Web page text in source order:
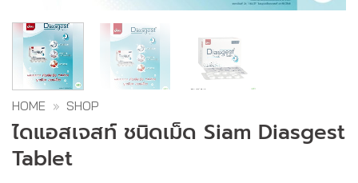
HOME » SHOP
ไดแอสเจสท์ ชนิดเม็ด Siam Diasgest
Tablet